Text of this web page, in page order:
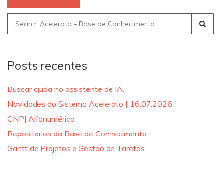
Search
for:
Posts recentes
Buscar ajuda no assistente de IA.
Novidades do Sistema Acelerato | 16.07.2026
CNPJ Alfanumérico
Repositórios da Base de Conhecimento
Gantt de Projetos e Gestão de Tarefas